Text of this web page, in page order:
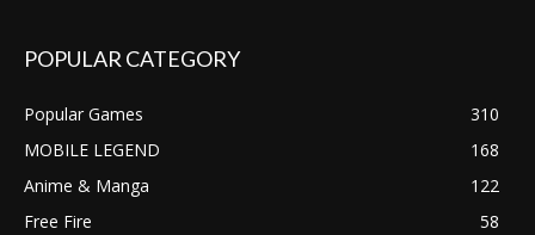
POPULAR CATEGORY
Popular Games
310
MOBILE LEGEND
168
Anime & Manga
122
Free Fire
58